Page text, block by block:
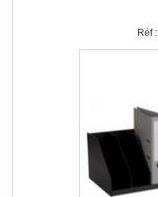
Réf :